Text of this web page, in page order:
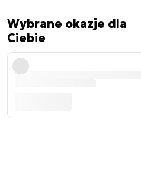
Wybrane okazje dla
Ciebie